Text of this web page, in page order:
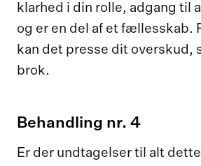
klarhed i din rolle, adgang til
og er en del af et fællesskab.
kan det presse dit overskud,
brok.
Behandling nr. 4
Er der undtagelser til alt